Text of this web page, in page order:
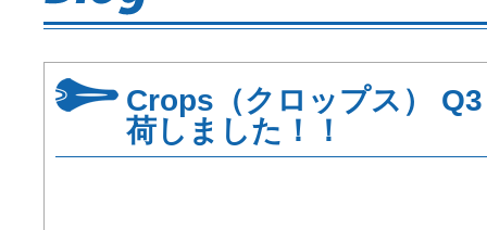
Crops（クロップス）
荷しました！！